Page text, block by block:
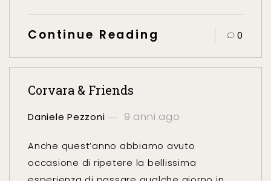
Continue Reading 0
Corvara & Friends
Daniele Pezzoni 9 anni ago
Anche quest’anno abbiamo avuto
occasione di ripetere la bellissima